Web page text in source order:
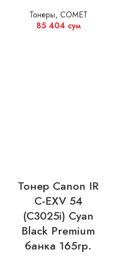
Тонеры, COMET
85 404 сум
Тонер Canon IR
C-EXV 54
(C3025i) Cyan
Black Premium
банка 165гр.